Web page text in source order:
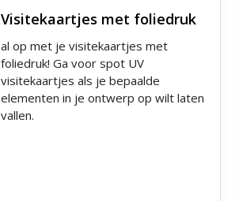
Visitekaartjes met foliedruk
al op met je visitekaartjes met
foliedruk! Ga voor spot UV
visitekaartjes als je bepaalde
elementen in je ontwerp op wilt laten
vallen.